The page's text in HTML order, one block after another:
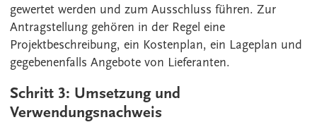
gewertet werden und zum Ausschluss führen. Zur
Antragstellung gehören in der Regel eine
Projektbeschreibung, ein Kostenplan, ein Lageplan und
gegebenenfalls Angebote von Lieferanten.
Schritt 3: Umsetzung und
Verwendungsnachweis